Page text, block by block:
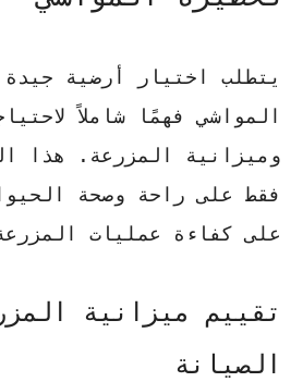
يتطلب اختيار أرضية جيدة
المواشي فهمًا شاملاً
وميزانية المزرعة. هذا
فقط على راحة وصحة
على كفاءة عمليات
تقييم ميزانية
الصيانة